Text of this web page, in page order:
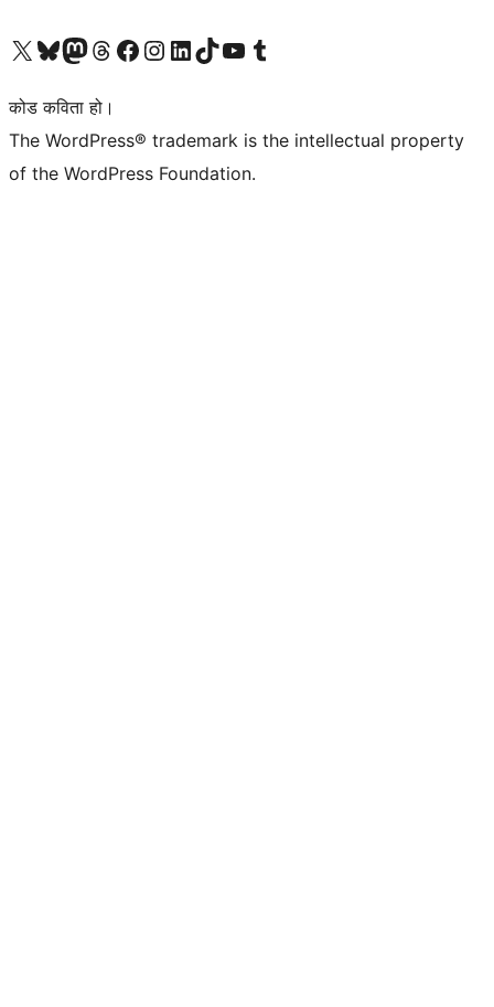
हाम्रो X (पहिले ट्विटर) खातामा जानुहोस्
हाम्रो Bluesky खाता भ्रमण गर्नुहोस्
हाम्रो म्यास्टोडन खाता भ्रमण गर्नुहोस्
हाम्रो थ्रेड्स खातामा जानुहोस्
हाम्रो फेसबुक पेजमा जानुहोस्
हाम्रो इन्स्टाग्राम खातामा जानुहोस्
हाम्रो लिङ्क्डइन खातामा जानुहोस्
हाम्रो TikTok खाता भ्रमण गर्नुहोस्
हाम्रो युट्युब च्यानलमा जानुहोस्
हाम्रो टम्बलर खाता भ्रमण गर्नुहोस्
कोड कविता हो।
The WordPress® trademark is the intellectual property
of the WordPress Foundation.